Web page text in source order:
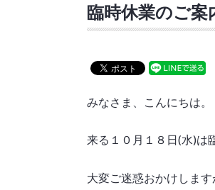
臨時休業のご案
みなさま、こんにちは。
来る１０月１８日(水)は
大変ご迷惑おかけしま